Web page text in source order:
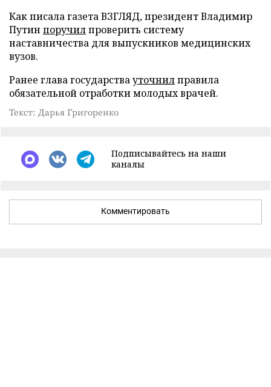
Как писала газета ВЗГЛЯД, президент Владимир
Путин поручилпроверить систему
наставничества для выпускников медицинских
вузов.
Ранее глава государствауточнилправила
обязательной отработки молодых врачей.
Текст: Дарья Григоренко
Подписывайтесь на наши
каналы
Комментировать